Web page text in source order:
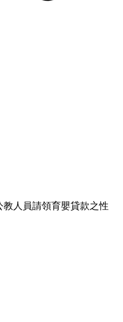
教人員請領育嬰貸款之性